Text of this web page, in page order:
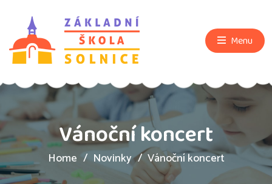
Menu
Vánoční koncert
Home Novinky Vánoční koncert